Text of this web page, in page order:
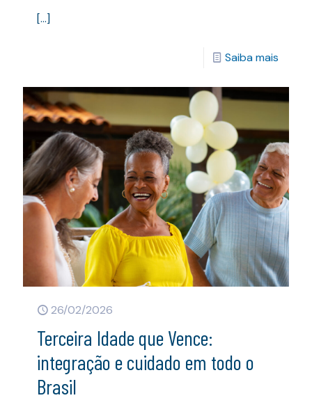
[…]
Saiba mais
26/02/2026
Terceira Idade que Vence:
integração e cuidado em todo o
Brasil